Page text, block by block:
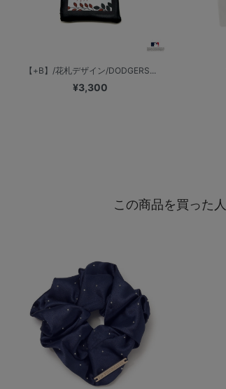
【+B】/花札デザイン/DODGERS...
¥3,300
この商品を買った